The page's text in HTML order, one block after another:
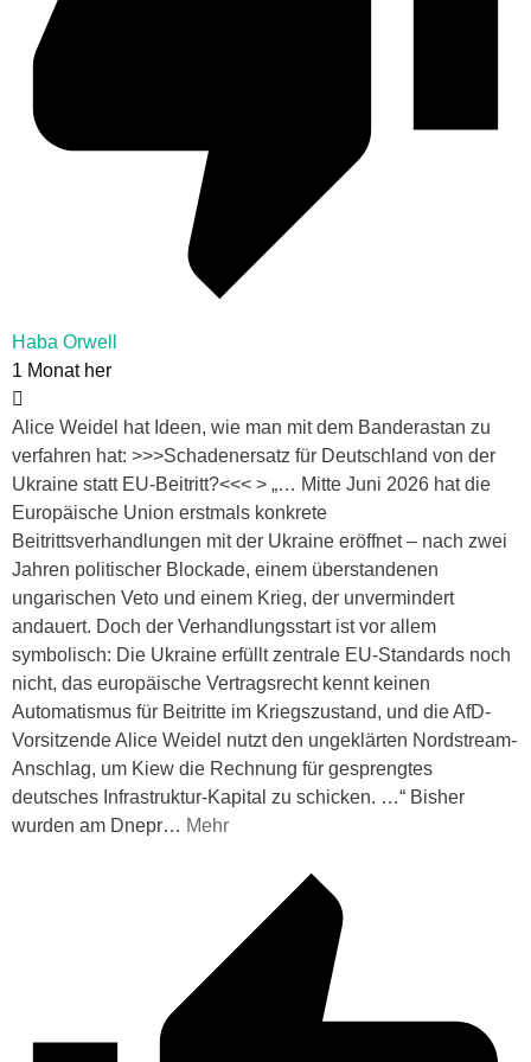
Haba Orwell
1 Monat her
Alice Weidel hat Ideen, wie man mit dem Banderastan zu
verfahren hat: >>>Schadenersatz für Deutschland von der
Ukraine statt EU-Beitritt?<<< > „… Mitte Juni 2026 hat die
Europäische Union erstmals konkrete
Beitrittsverhandlungen mit der Ukraine eröffnet – nach zwei
Jahren politischer Blockade, einem überstandenen
ungarischen Veto und einem Krieg, der unvermindert
andauert. Doch der Verhandlungsstart ist vor allem
symbolisch: Die Ukraine erfüllt zentrale EU-Standards noch
nicht, das europäische Vertragsrecht kennt keinen
Automatismus für Beitritte im Kriegszustand, und die AfD-
Vorsitzende Alice Weidel nutzt den ungeklärten Nordstream-
Anschlag, um Kiew die Rechnung für gesprengtes
deutsches Infrastruktur-Kapital zu schicken. …“ Bisher
wurden am Dnepr… Mehr